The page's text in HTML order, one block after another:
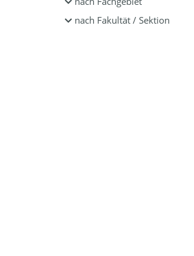
nach Fakultät / Sektion